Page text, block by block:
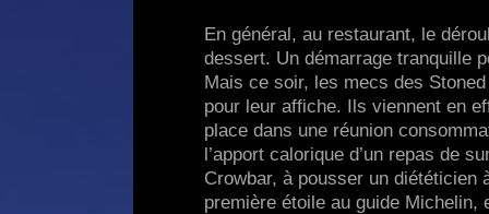
En général, au restaurant, le
dessert. Un démarrage tranquille
Mais ce soir, les mecs des
pour leur affiche. Ils viennent en
place dans une réunion
l’apport calorique d’un repas de
Crowbar, à pousser un
première étoile au guide Michelin,